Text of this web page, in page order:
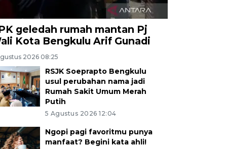
geledah rumah mantan Pj
Kota Bengkulu Arif Gunadi
2026 08:25
RSJK Soeprapto Bengkulu
usul perubahan nama jadi
Rumah Sakit Umum Merah
Putih
5 Agustus 2026 12:04
Ngopi pagi favoritmu punya
manfaat? Begini kata ahli!